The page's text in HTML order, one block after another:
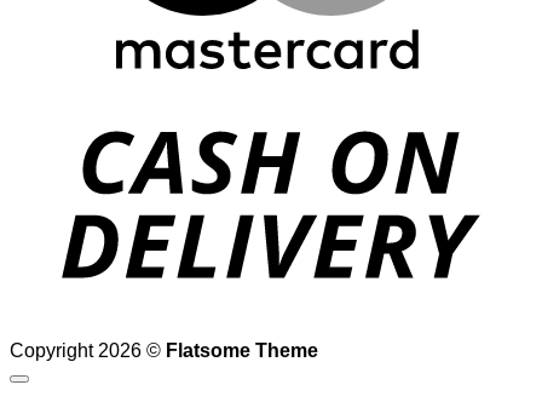
Copyright 2026 © Flatsome Theme